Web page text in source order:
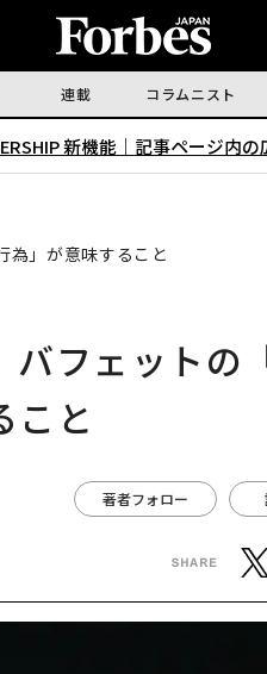
連載 コラムニスト
新機能｜ 記事ページ内
為」が意味すること
バフェットの
こと
著者フォロー